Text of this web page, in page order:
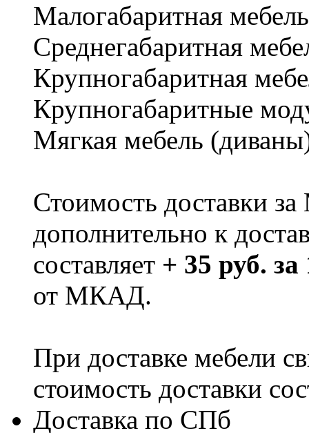
Малогабаритная
Cреднегабаритная
Крупногабаритная
Крупногабаритные
Мягкая мебель
Стоимость доставки
дополнительно к
составляет + 35 руб.
от МКАД.
При доставке мебели
стоимость доставки
Доставка по СПб